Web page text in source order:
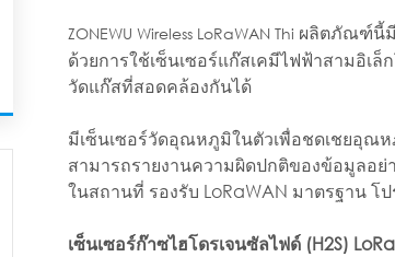
ZONEWU Wireless LoRaWAN Thi ผลิตภัณฑ์นี้มี
ด้วยการใช้เซ็นเซอร์แก๊สเคมีไฟฟ้าสามอิเ
วัดแก๊สที่สอดคล้องกันได้
มีเซ็นเซอร์วัดอุณหภูมิในตัวเพื่อชดเชยอุณ
สามารถรายงานความผิดปกติของข้อมูลอย่
ในสถานที่ รองรับ LoRaWAN มาตรฐาน โ
เซ็นเซอร์ก๊าซไฮโดรเจนซัลไฟด์ (H2S)